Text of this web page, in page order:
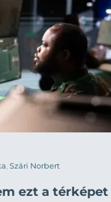
, Szári Norbert
ezt a térképet